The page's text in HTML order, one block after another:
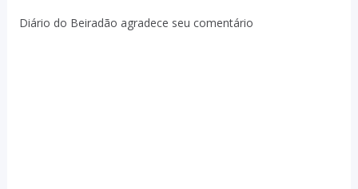
Diário do Beiradão agradece seu comentário